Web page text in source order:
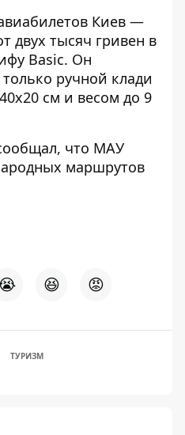
Киев —
двух тысяч гривен в
Basic. Он
ручной клади
см и весом до 9
что МАУ
маршрутов
😆 😡
ТУРИЗМ